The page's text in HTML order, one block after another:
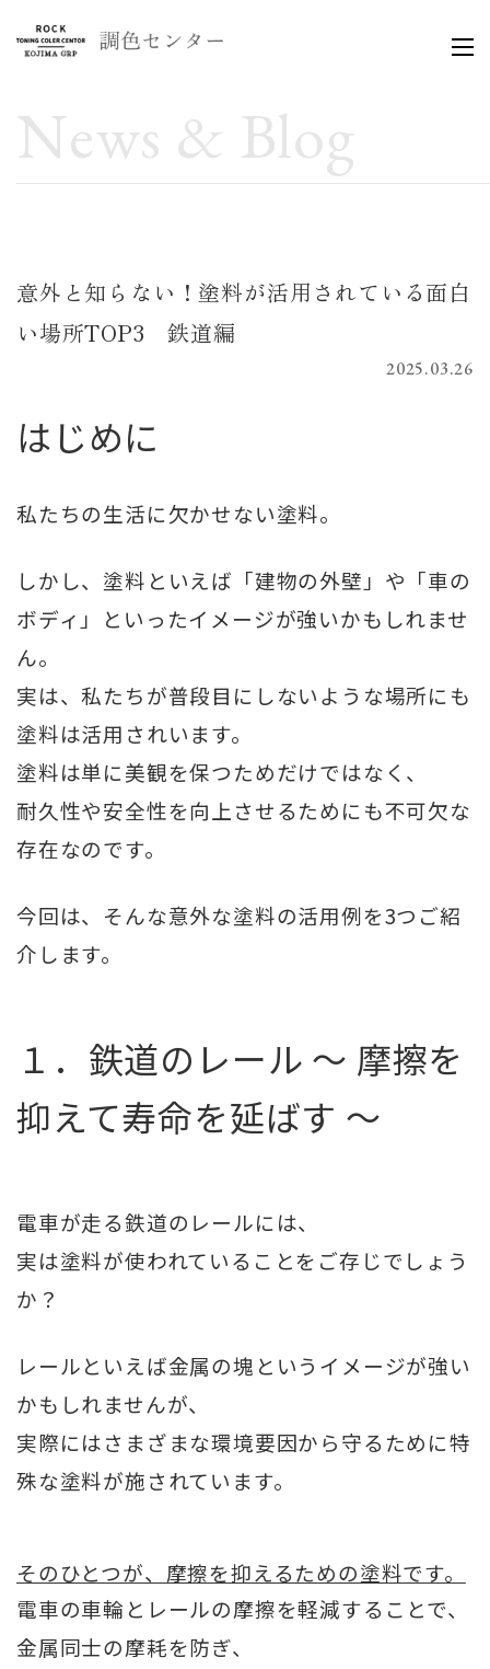
News & Blog
意外と知らない！塗料が活用されている面白
い場所TOP3 鉄道編
2025.03.26
はじめに
私たちの生活に欠かせない塗料。
しかし、塗料といえば「建物の外壁」や「車の
ボディ」といったイメージが強いかもしれませ
ん。
実は、私たちが普段目にしないような場所にも
塗料は活用されいます。
塗料は単に美観を保つためだけではなく、
耐久性や安全性を向上させるためにも不可欠な
存在なのです。
今回は、そんな意外な塗料の活用例を3つご紹
介します。
１．鉄道のレール 〜 摩擦を
抑えて寿命を延ばす 〜
電車が走る鉄道のレールには、
実は塗料が使われていることをご存じでしょう
か？
レールといえば金属の塊というイメージが強い
かもしれませんが、
実際にはさまざまな環境要因から守るために特
殊な塗料が施されています。
そのひとつが、摩擦を抑えるための塗料です。
電車の車輪とレールの摩擦を軽減することで、
金属同士の摩耗を防ぎ、